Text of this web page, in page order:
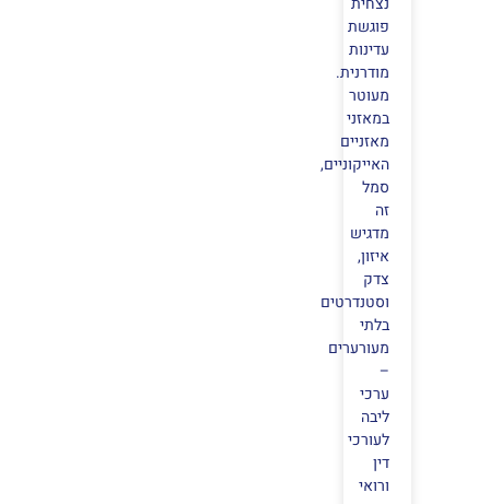
פוגשת
עדינות
מודרנית.
מעוטר
במאזני
מאזניים
האייקוניים,
סמל
זה
מדגיש
איזון,
צדק
וסטנדרטים
בלתי
מעורערים
–
ערכי
ליבה
לעורכי
דין
ורואי